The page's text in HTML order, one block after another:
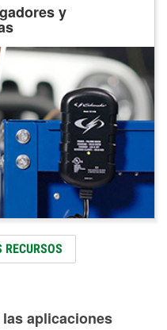
y
aplicaciones